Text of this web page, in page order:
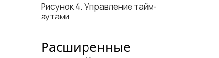
Рисунок 4. Управление тайм-
аутами
Расширенные